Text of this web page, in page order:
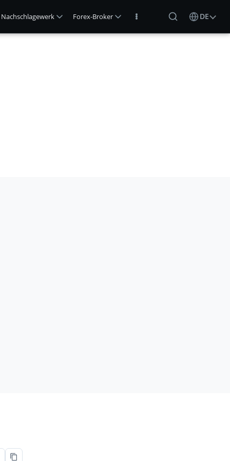
Nachschlagewerk Forex-Broker DE